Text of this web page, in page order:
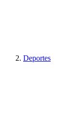
Deportes